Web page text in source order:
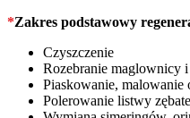
*Zakres podstawowy
Czyszczenie
Rozebranie maglownicy
Piaskowanie, malowanie
Polerowanie listwy